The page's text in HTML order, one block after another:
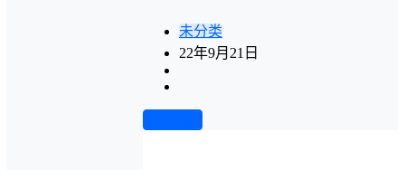
未分类
22年9月21日